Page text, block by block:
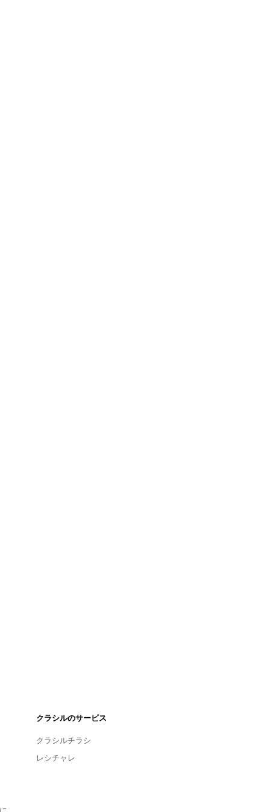
クラシルのサービス
クラシルチラシ
レシチャレ